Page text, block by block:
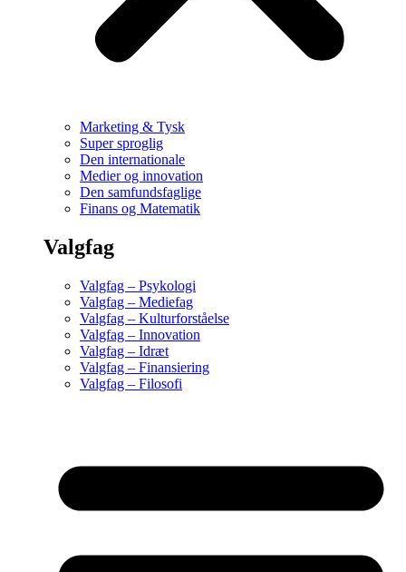
Marketing & Tysk
Super sproglig
Den internationale
Medier og innovation
Den samfundsfaglige
Finans og Matematik
Valgfag
Valgfag – Psykologi
Valgfag – Mediefag
Valgfag – Kulturforståelse
Valgfag – Innovation
Valgfag – Idræt
Valgfag – Finansiering
Valgfag – Filosofi